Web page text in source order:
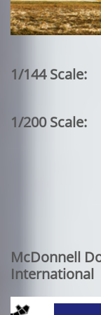
1/144 Scale:
1/200 Scale:
McDonnell
International